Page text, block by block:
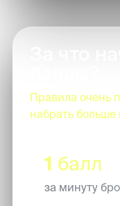
Правила очень
набрать больше
1 балл
за минуту